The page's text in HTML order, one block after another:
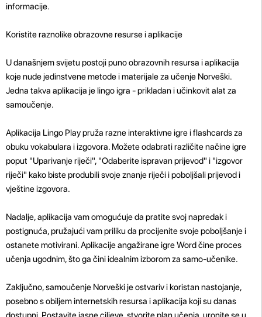
informacije.
Koristite raznolike obrazovne resurse i aplikacije
U današnjem svijetu postoji puno obrazovnih resursa i aplikacija
koje nude jedinstvene metode i materijale za učenje Norveški.
Jedna takva aplikacija je lingo igra - prikladan i učinkovit alat za
samoučenje.
Aplikacija Lingo Play pruža razne interaktivne igre i flashcards za
obuku vokabulara i izgovora. Možete odabrati različite načine igre
poput "Uparivanje riječi", "Odaberite ispravan prijevod" i "izgovor
riječi" kako biste produbili svoje znanje riječi i poboljšali prijevod i
vještine izgovora.
Nadalje, aplikacija vam omogućuje da pratite svoj napredak i
postignuća, pružajući vam priliku da procijenite svoje poboljšanje i
ostanete motivirani. Aplikacije angažirane igre Word čine proces
učenja ugodnim, što ga čini idealnim izborom za samo-učenike.
Zaključno, samoučenje Norveški je ostvariv i koristan nastojanje,
posebno s obiljem internetskih resursa i aplikacija koji su danas